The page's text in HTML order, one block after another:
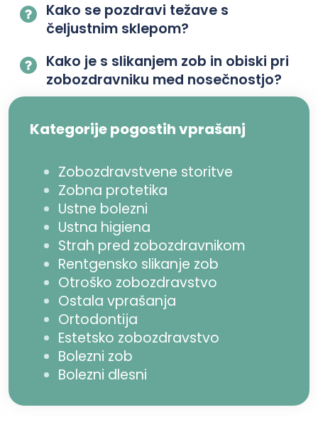
Kako se pozdravi težave s
čeljustnim sklepom?
Kako je s slikanjem zob in obiski pri
zobozdravniku med nosečnostjo?
Kategorije pogostih vprašanj
Zobozdravstvene storitve
Zobna protetika
Ustne bolezni
Ustna higiena
Strah pred zobozdravnikom
Rentgensko slikanje zob
Otroško zobozdravstvo
Ostala vprašanja
Ortodontija
Estetsko zobozdravstvo
Bolezni zob
Bolezni dlesni